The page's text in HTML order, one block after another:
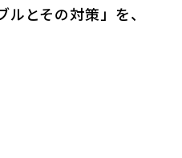
とその対策」を、